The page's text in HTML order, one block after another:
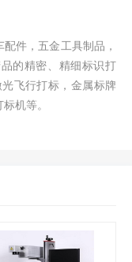
件，五金工具制品，
的精密、精细标识打
飞行打标，金属标牌
机等。